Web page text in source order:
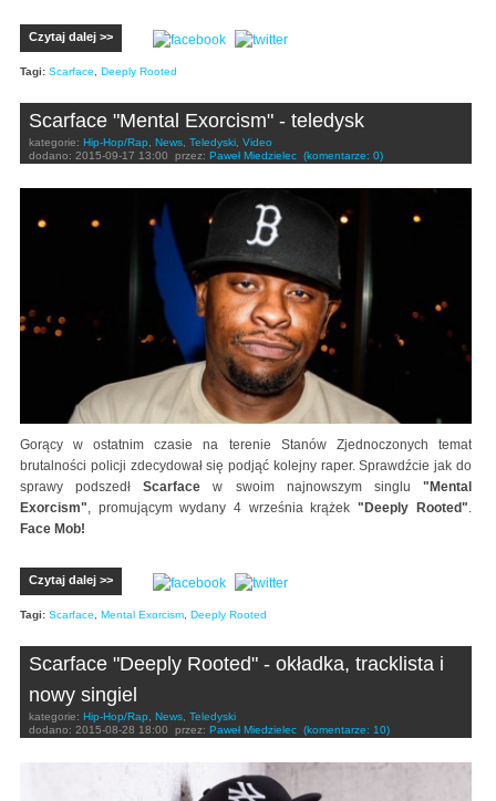
Czytaj dalej >>
Tagi: Scarface, Deeply Rooted
Scarface "Mental Exorcism" - teledysk
kategorie: Hip-Hop/Rap, News, Teledyski, Video
dodano: 2015-09-17 13:00 przez: Paweł Miedzielec (komentarze: 0)
Gorący w ostatnim czasie na terenie Stanów Zjednoczonych temat
brutalności policji zdecydował się podjąć kolejny raper. Sprawdźcie jak do
sprawy podszedłScarface w swoim najnowszym singlu "Mental
Exorcism", promującym wydany 4 września krążek "Deeply Rooted".
Face Mob!
Czytaj dalej >>
Tagi: Scarface Mental Exorcism Deeply Rooted
Scarface "Deeply Rooted" - okładka, tracklista i
nowy singiel
kategorie: Hip-Hop/Rap News Teledyski
dodano: 2015-08-28 18:00 przez: Paweł Miedzielec (komentarze: 10)